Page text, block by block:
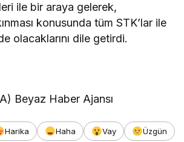
ile bir araya gelerek,
konusunda tüm STK’lar ile
olacaklarını dile getirdi.
Beyaz Haber Ajansı
Harika Haha Vay
Üzgün